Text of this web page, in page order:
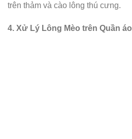
trên thảm và cào lông thú cưng.
4. Xử Lý Lông Mèo trên Quần áo